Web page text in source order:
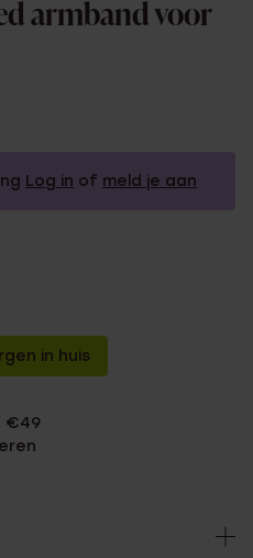
armband voor
Log in of meld je aan
in huis
€49